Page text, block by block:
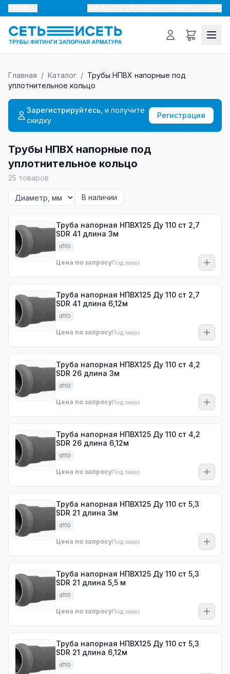
Главная / Каталог / Трубы НПВХ напорные под
уплотнительное кольцо
Зарегистрируйтесь, и получите
скидку
Регистрация
Трубы НПВХ напорные под
уплотнительное кольцо
25 товаров
В наличии
Труба напорная НПВХ125 Ду 110 ст 2,7
SDR 41 длина 3м
d110
Цена по запросуПод заказ
Труба напорная НПВХ125 Ду 110 ст 2,7
SDR 41 длина 6,12м
d110
Цена по запросуПод заказ
Труба напорная НПВХ125 Ду 110 ст 4,2
SDR 26 длина 3м
d110
Цена по запросуПод заказ
Труба напорная НПВХ125 Ду 110 ст 4,2
SDR 26 длина 6,12м
d110
Цена по запросуПод заказ
Труба напорная НПВХ125 Ду 110 ст 5,3
SDR 21 длина 3м
d110
Цена по запросуПод заказ
Труба напорная НПВХ125 Ду 110 ст 5,3
SDR 21 длина 5,5 м
d110
Цена по запросуПод заказ
Труба напорная НПВХ125 Ду 110 ст 5,3
SDR 21 длина 6,12м
d110